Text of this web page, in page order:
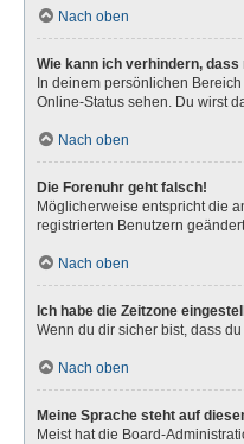
Nach oben
Wie kann ich verhindern,
In deinem persönlichen
Online-Status sehen. Du wirst
Nach oben
Die Forenuhr geht falsch!
Möglicherweise entspricht die
registrierten Benutzern
Nach oben
Ich habe die Zeitzone
Wenn du dir sicher bist, dass
Nach oben
Meine Sprache steht auf
Meist hat die Board-